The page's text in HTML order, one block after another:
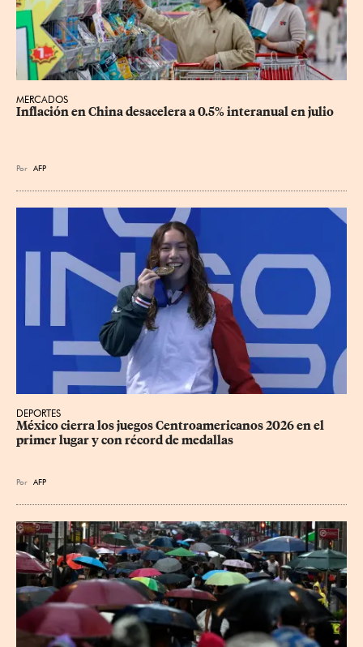
MERCADOS
Inflación en China desacelera a 0.5% interanual en julio
Por AFP
DEPORTES
México cierra los juegos Centroamericanos 2026 en el
primer lugar y con récord de medallas
Por AFP